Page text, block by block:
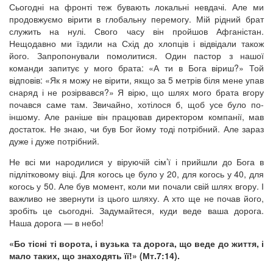
Сьогодні на фронті теж бувають локальні невдачі. Але ми
продовжуємо вірити в глобальну перемогу. Мій рідний брат
служить на нулі. Свого часу він пройшов Афганістан.
Нещодавно ми їздили на Схід до хлопців і відвідали також
його. Запропонували помолитися. Один пастор з нашої
команди запитує у мого брата: «А ти в Бога віриш?» Той
відповів: «Як я можу не вірити, якщо за 5 метрів біля мене упав
снаряд і не розірвався?» Я вірю, що шлях мого брата вгору
почався саме там. Звичайно, хотілося б, щоб усе було по-
іншому. Але раніше він працював директором компанії, мав
достаток. Не знаю, чи був Бог йому тоді потрібний. Але зараз
дуже і дуже потрібний.
Не всі ми народилися у віруючій сім’ї і прийшли до Бога в
підлітковому віці. Для когось це було у 20, для когось у 40, для
когось у 50. Але був момент, коли ми почали свій шлях вгору. І
важливо не звернути із цього шляху. А хто ще не почав його,
зробіть це сьогодні. Задумайтеся, куди веде ваша дорога.
Наша дорога — в небо!
«Бо тісні ті ворота, і вузька та дорога, що веде до життя, і
мало таких, що знаходять її!» (Мт.7:14).